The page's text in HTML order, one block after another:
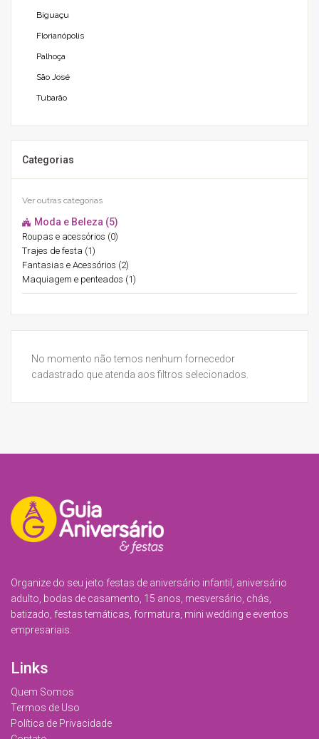
Biguaçu
Florianópolis
Palhoça
São José
Tubarão
Categorias
Ver outras categorias
Moda e Beleza (5)
Roupas e acessórios (0)
Trajes de festa (1)
Fantasias e Acessórios (2)
Maquiagem e penteados (1)
No momento não temos nenhum fornecedor
cadastrado que atenda aos filtros selecionados.
Organize do seu jeito festas de aniversário infantil, aniversário
adulto, bodas de casamento, 15 anos, mesversário, chás,
batizado, festas temáticas, formatura, mini wedding e eventos
empresariais.
Links
Quem Somos
Termos de Uso
Política de Privacidade